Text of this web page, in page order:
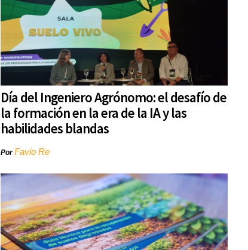
Día del Ingeniero Agrónomo: el desafío de
la formación en la era de la IA y las
habilidades blandas
PorFavio Re